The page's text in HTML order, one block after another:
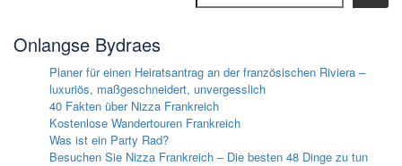
Onlangse Bydraes
Planer für einen Heiratsantrag an der französischen Riviera –
luxuriös, maßgeschneidert, unvergesslich
40 Fakten über Nizza Frankreich
Kostenlose Wandertouren Frankreich
Was ist ein Party Rad?
Besuchen Sie Nizza Frankreich – Die besten 48 Dinge zu tun